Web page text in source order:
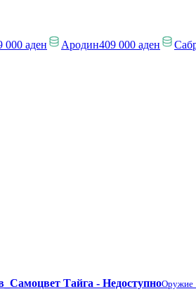
000 аден Ародин409 000 аден
Тайга - НедоступноОружие